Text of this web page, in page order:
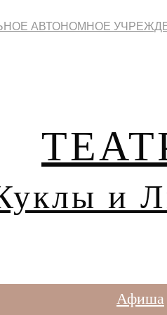
АВТОНОМНОЕ
и
Афиша